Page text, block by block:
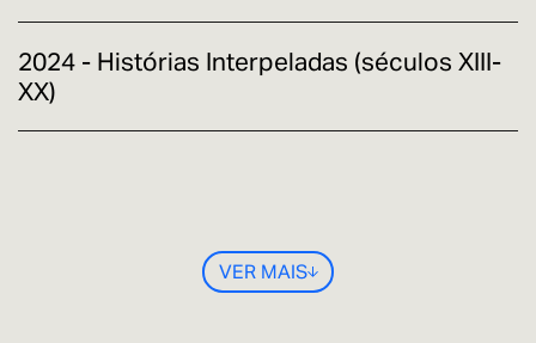
2024 - Histórias Interpeladas (séculos XIII-
XX)
VER MAIS